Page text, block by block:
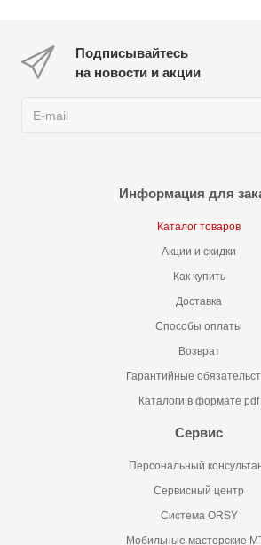
Подписывайтесь
на новости и акции
Информация для
Каталог товаров
Акции и скидки
Как купить
Доставка
Способы оплаты
Возврат
Гарантийные
Каталоги в формате pdf
Сервис
Персональный
Сервисный центр
Система ORSY
Мобильные мастерские